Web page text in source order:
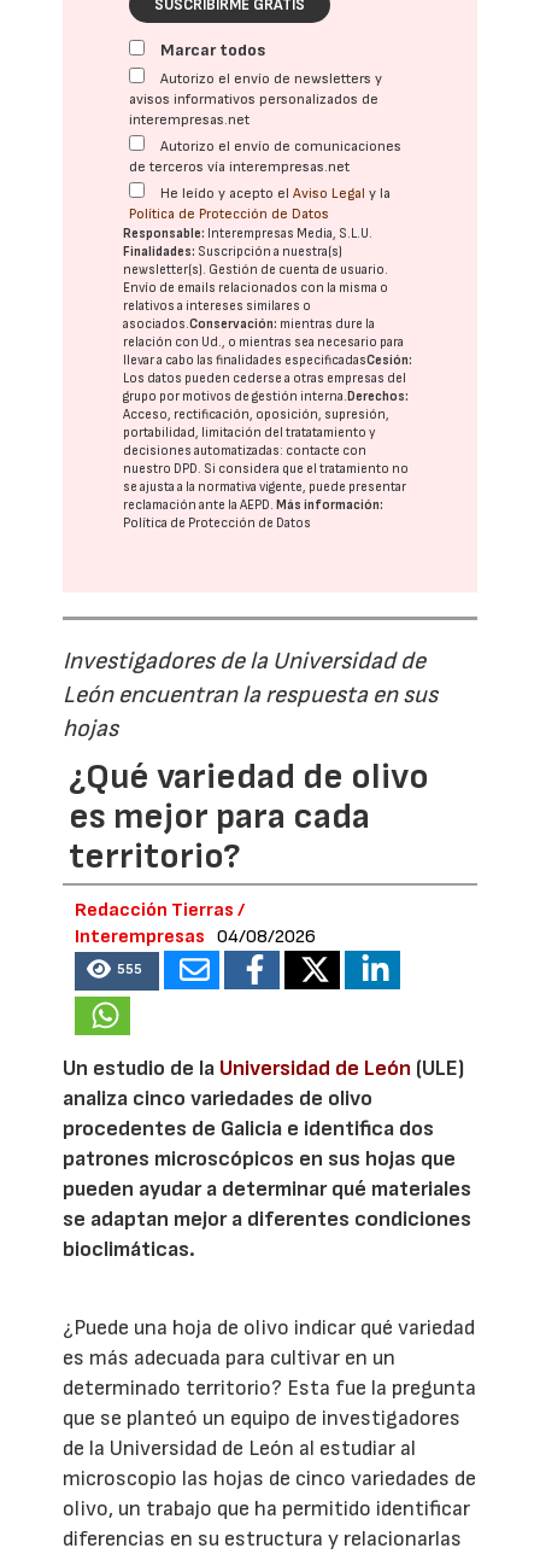
SUSCRIBIRME GRATIS
Marcar todos
Autorizo el envío de newsletters y
avisos informativos personalizados de
interempresas.net
Autorizo el envío de comunicaciones
de terceros vía interempresas.net
He leído y acepto elAviso Legal y la
Política de Protección de Datos
Responsable: Interempresas Media, S.L.U.
Finalidades: Suscripción a nuestra(s)
newsletter(s). Gestión de cuenta de usuario.
Envío de emails relacionados con la misma o
relativos a intereses similares o
asociados.Conservación: mientras dure la
relación con Ud., o mientras sea necesario para
llevar a cabo las finalidades especificadasCesión:
Los datos pueden cederse a otras empresas del
grupo por motivos de gestión interna.Derechos:
Acceso, rectificación, oposición, supresión,
portabilidad, limitación del tratatamiento y
decisiones automatizadas: contacte con
nuestro DPD. Si considera que el tratamiento no
se ajusta a la normativa vigente, puede presentar
reclamación ante laAEPD.Más información:
Política de Protección de Datos
Investigadores de la Universidad de
León encuentran la respuesta en sus
hojas
¿Qué variedad de olivo
es mejor para cada
territorio?
Redacción Tierras /
Interempresas
04/08/2026
555
Un estudio de la Universidad de León (ULE)
analiza cinco variedades de olivo
procedentes de Galicia e identifica dos
patrones microscópicos en sus hojas que
pueden ayudar a determinar qué materiales
se adaptan mejor a diferentes condiciones
bioclimáticas.
¿Puede una hoja de olivo indicar qué variedad
es más adecuada para cultivar en un
determinado territorio? Esta fue la pregunta
que se planteó un equipo de investigadores
de la Universidad de León al estudiar al
microscopio las hojas de cinco variedades de
olivo, un trabajo que ha permitido identificar
diferencias en su estructura y relacionarlas